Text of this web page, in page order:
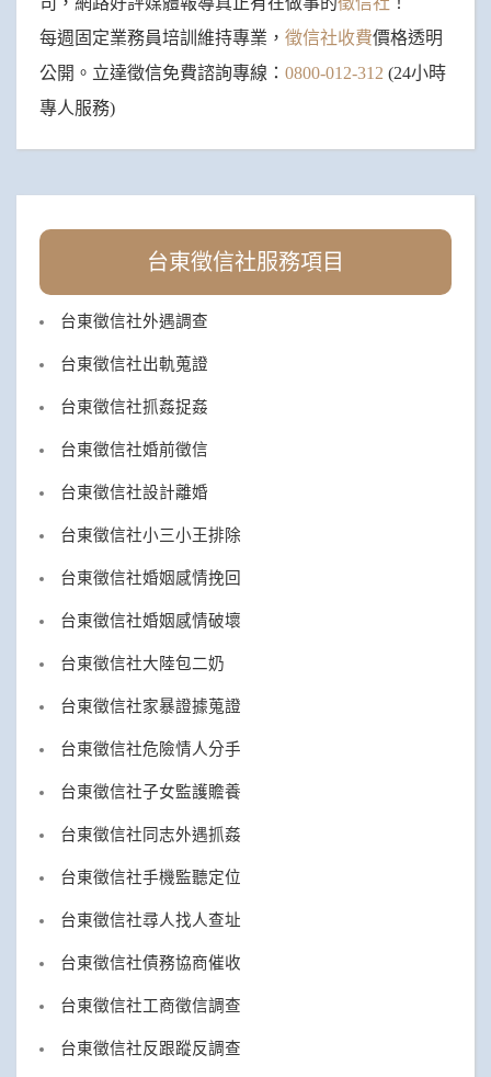
每週固定業務員培訓維持專業， 徵信社收費價格透明
公開。立達徵信免費諮詢專線： 0800-012-312 (24小時
專人服務)
台東徵信社服務項目
台東徵信社外遇調查
台東徵信社出軌蒐證
台東徵信社抓姦捉姦
台東徵信社婚前徵信
台東徵信社設計離婚
台東徵信社小三小王排除
台東徵信社婚姻感情挽回
台東徵信社婚姻感情破壞
台東徵信社大陸包二奶
台東徵信社家暴證據蒐證
台東徵信社危險情人分手
台東徵信社子女監護贍養
台東徵信社同志外遇抓姦
台東徵信社手機監聽定位
台東徵信社尋人找人查址
台東徵信社債務協商催收
台東徵信社工商徵信調查
台東徵信社反跟蹤反調查